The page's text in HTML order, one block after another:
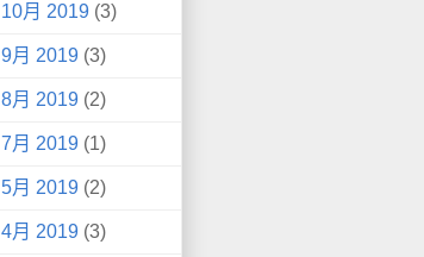
10月 2019 (3)
9月 2019 (3)
8月 2019 (2)
7月 2019 (1)
5月 2019 (2)
4月 2019 (3)